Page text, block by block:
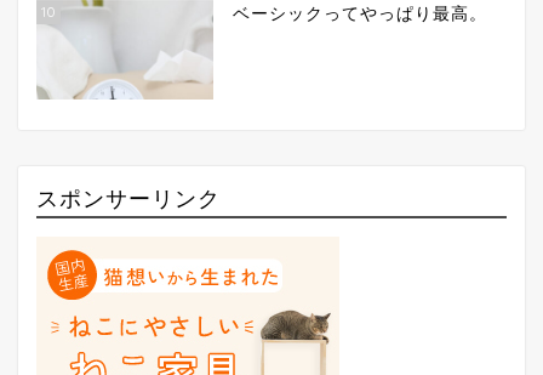
10 ベーシックってやっぱり最高。
スポンサーリンク